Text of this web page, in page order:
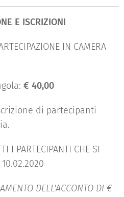
E ISCRIZIONI
IN CAMERA
€ 40,00
di partecipanti
I PARTECIPANTI CHE SI
10.02.2020
DELL'ACCONTO DI €